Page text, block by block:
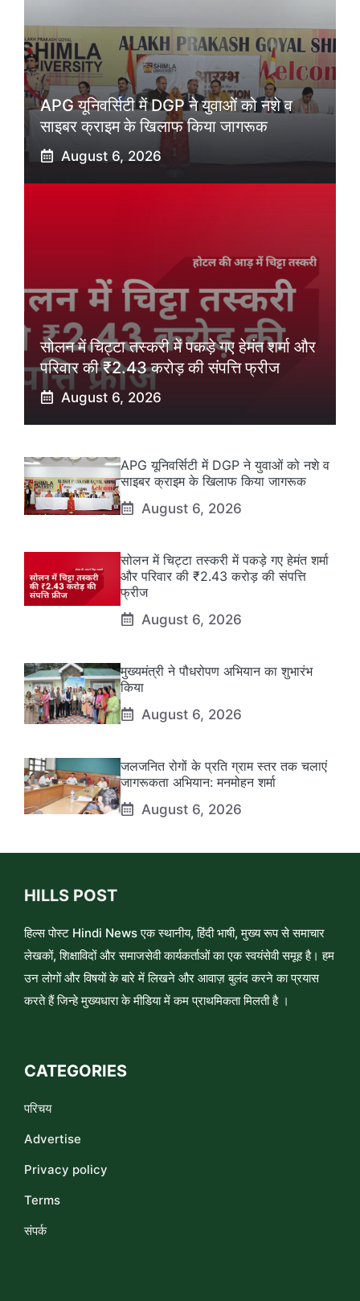
APG यूनिवर्सिटी में DGP ने युवाओं को नशे व
साइबर क्राइम के खिलाफ किया जागरूक
August 6, 2026
सोलन में चिट्टा तस्करी में पकड़े गए हेमंत शर्मा और
परिवार की ₹2.43 करोड़ की संपत्ति फ्रीज
August 6, 2026
APG यूनिवर्सिटी में DGP ने युवाओं को नशे व
साइबर क्राइम के खिलाफ किया जागरूक
August 6, 2026
सोलन में चिट्टा तस्करी में पकड़े गए हेमंत शर्मा
और परिवार की ₹2.43 करोड़ की संपत्ति
फ्रीज
August 6, 2026
मुख्यमंत्री ने पौधरोपण अभियान का शुभारंभ
किया
August 6, 2026
जलजनित रोगों के प्रति ग्राम स्तर तक चलाएं
जागरूकता अभियान: मनमोहन शर्मा
August 6, 2026
HILLS POST
हिल्स पोस्ट Hindi News एक स्थानीय, हिंदी भाषी, मुख्य रूप से समाचार
लेखकों, शिक्षाविदों और समाजसेवी कार्यकर्ताओं का एक स्वयंसेवी समूह है। हम
उन लोगों और विषयों के बारे में लिखने और आवाज़ बुलंद करने का प्रयास
करते हैं जिन्हे मुख्यधारा के मीडिया में कम प्राथमिकता मिलती है ।
CATEGORIES
परिचय
Advertise
Privacy policy
Terms
संपर्क